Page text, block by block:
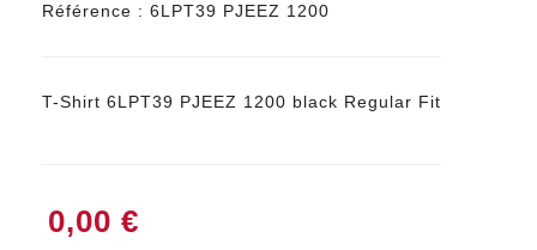
Référence : 6LPT39 PJEEZ 1200
T-Shirt 6LPT39 PJEEZ 1200 black Regular Fit
0,00 €